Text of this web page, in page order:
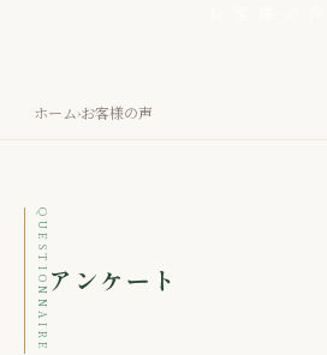
ホーム›お客様の声
QUESTIONNAIREアンケート